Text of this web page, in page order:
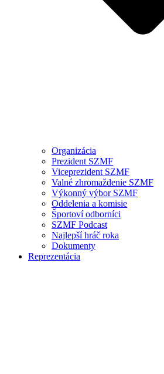
Organizácia
Prezident SZMF
Viceprezident SZMF
Valné zhromaždenie SZMF
Výkonný výbor SZMF
Oddelenia a komisie
Športoví odborníci
SZMF Podcast
Najlepší hráč roka
Dokumenty
Reprezentácia